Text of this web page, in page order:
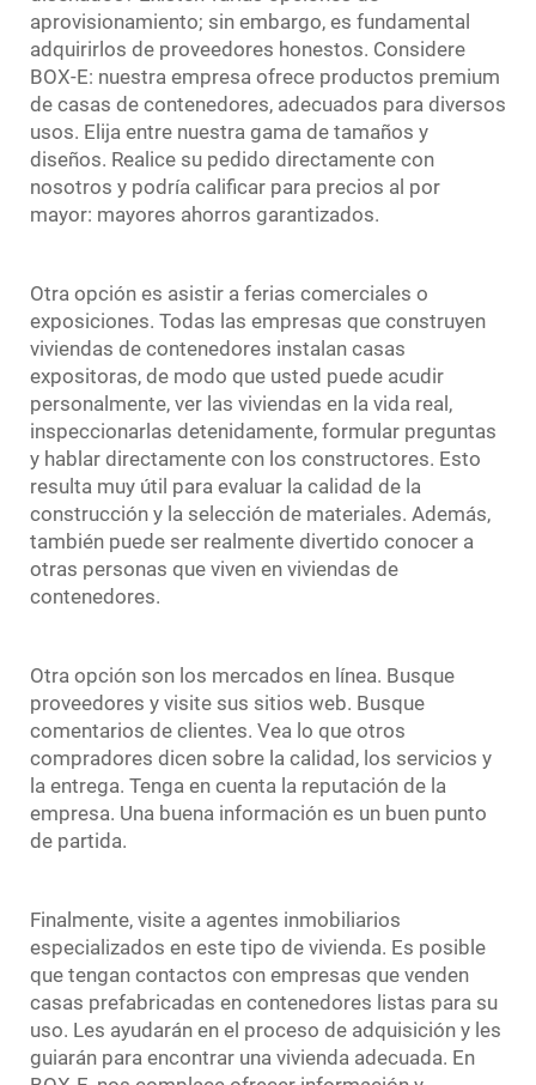
aprovisionamiento; sin embargo, es fundamental
adquirirlos de proveedores honestos. Considere
BOX-E: nuestra empresa ofrece productos premium
de casas de contenedores, adecuados para diversos
usos. Elija entre nuestra gama de tamaños y
diseños. Realice su pedido directamente con
nosotros y podría calificar para precios al por
mayor: mayores ahorros garantizados.
Otra opción es asistir a ferias comerciales o
exposiciones. Todas las empresas que construyen
viviendas de contenedores instalan casas
expositoras, de modo que usted puede acudir
personalmente, ver las viviendas en la vida real,
inspeccionarlas detenidamente, formular preguntas
y hablar directamente con los constructores. Esto
resulta muy útil para evaluar la calidad de la
construcción y la selección de materiales. Además,
también puede ser realmente divertido conocer a
otras personas que viven en viviendas de
contenedores.
Otra opción son los mercados en línea. Busque
proveedores y visite sus sitios web. Busque
comentarios de clientes. Vea lo que otros
compradores dicen sobre la calidad, los servicios y
la entrega. Tenga en cuenta la reputación de la
empresa. Una buena información es un buen punto
de partida.
Finalmente, visite a agentes inmobiliarios
especializados en este tipo de vivienda. Es posible
que tengan contactos con empresas que venden
casas prefabricadas en contenedores listas para su
uso. Les ayudarán en el proceso de adquisición y les
guiarán para encontrar una vivienda adecuada. En